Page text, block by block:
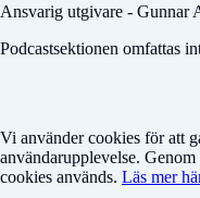
Ansvarig utgivare - Gunnar
Podcastsektionen omfattas
Vi använder cookies för att
användarupplevelse.
cookies används. Läs mer